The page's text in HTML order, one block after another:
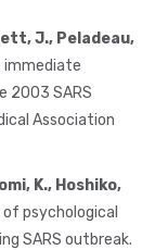
J., Peladeau,
immediate
2003 SARS
Association
K., Hoshiko,
psychological
SARS outbreak.